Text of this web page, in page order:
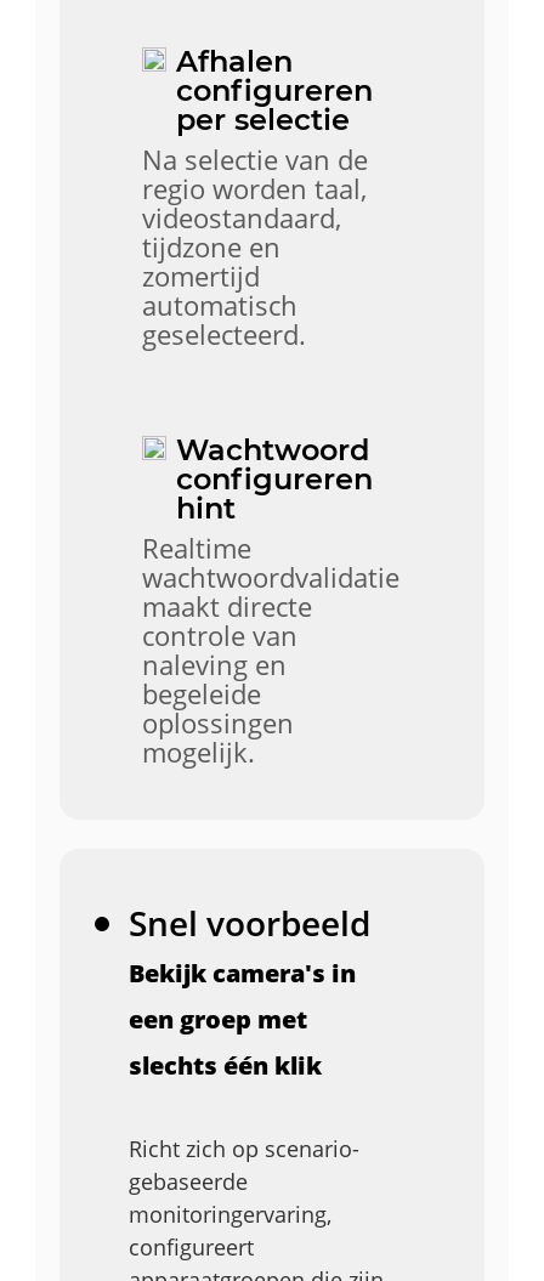
Afhalen
configureren
per selectie
Na selectie van de
regio worden taal,
videostandaard,
tijdzone en
zomertijd
automatisch
geselecteerd.
Wachtwoord
configureren
hint
Realtime
wachtwoordvalidatie
maakt directe
controle van
naleving en
begeleide
oplossingen
mogelijk.
Snel voorbeeld
Bekijk camera's in
een groep met
slechts één klik
Richt zich op scenario-
gebaseerde
monitoringervaring,
configureert